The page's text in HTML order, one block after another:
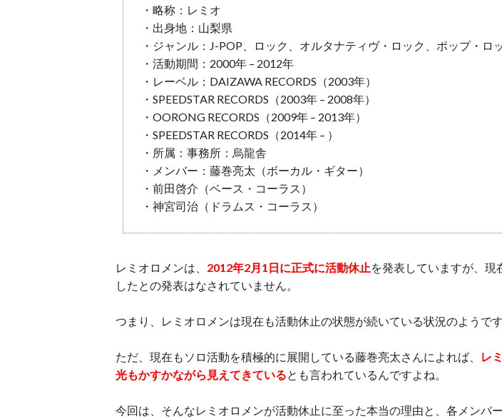
・略称：レミオ
・出身地：山梨県
・ジャンル：J-POP、ロック、オルタナティヴ・ロック、ポップ・ロ
・活動期間：2000年 – 2012年
・レーベル：DAIZAWA RECORDS（2003年）
・SPEEDSTAR RECORDS（2003年 – 2008年）
・OORONG RECORDS（2009年 – 2013年）
・SPEEDSTAR RECORDS（2014年 – ）
・所属：事務所：烏龍舎
・メンバー：藤巻亮太（ボーカル・ギター）
・前田啓介（ベース・コーラス）
・神宮司治（ドラムス・コーラス）
レミオロメンは、 2012年2月1日に正式に活動休止を発表していますが、現
したとの発表はなされていません。
つまり、レミオロメンは現在も活動休止の状態が続いている状況のようです
ただ、現在もソロ活動を積極的に展開している藤巻亮太さんによれば、
レ
光もかすかながら見えてきているとも言われているんですよね。
今回は、そんなレミオロメンが活動休止に至った本当の理由と、各メンバ